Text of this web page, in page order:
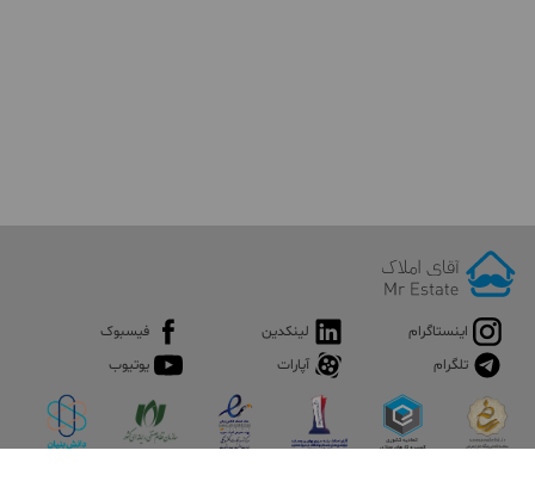
اینستاگرام لینکدین
فیسبوک
تلگرام
آپارات یوتیوب